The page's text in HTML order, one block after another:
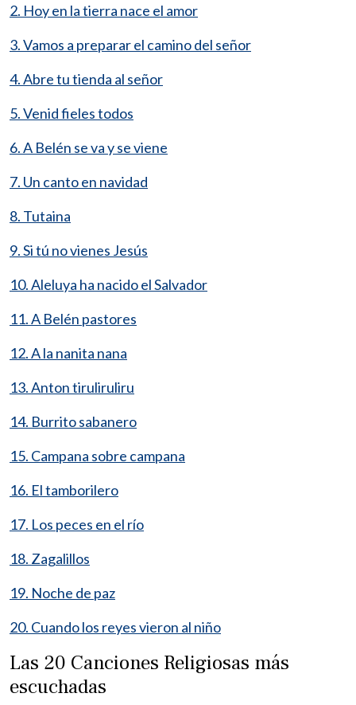
2. Hoy en la tierra nace el amor
3. Vamos a preparar el camino del señor
4. Abre tu tienda al señor
5. Venid fieles todos
6. A Belén se va y se viene
7. Un canto en navidad
8. Tutaina
9. Si tú no vienes Jesús
10. Aleluya ha nacido el Salvador
11. A Belén pastores
12. A la nanita nana
13. Anton tiruliruliru
14. Burrito sabanero
15. Campana sobre campana
16. El tamborilero
17. Los peces en el río
18. Zagalillos
19. Noche de paz
20. Cuando los reyes vieron al niño
Las 20 Canciones Religiosas más
escuchadas